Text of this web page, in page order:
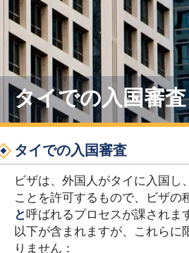
タイでの入国審査
タイでの入国審査
ビザは、外国人がタイに入国し
ことを許可するもので、ビザの
と呼ばれるプロセスが課されま
以下が含まれますが、これらに
りません：